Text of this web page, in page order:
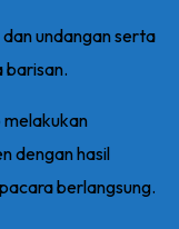
undangan serta
barisan.
dengan hasil
berlangsung.